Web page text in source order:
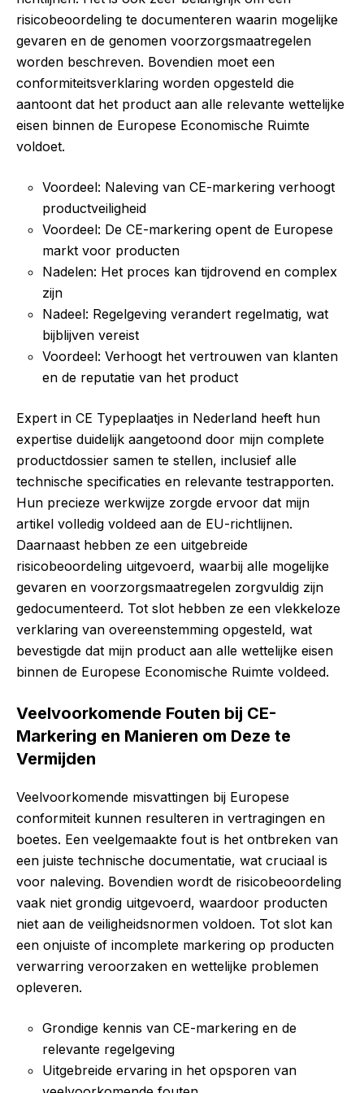
risicobeoordeling te documenteren waarin mogelijke
gevaren en de genomen voorzorgsmaatregelen
worden beschreven. Bovendien moet een
conformiteitsverklaring worden opgesteld die
aantoont dat het product aan alle relevante wettelijke
eisen binnen de Europese Economische Ruimte
voldoet.
Voordeel: Naleving van CE-markering verhoogt
productveiligheid
Voordeel: De CE-markering opent de Europese
markt voor producten
Nadelen: Het proces kan tijdrovend en complex
zijn
Nadeel: Regelgeving verandert regelmatig, wat
bijblijven vereist
Voordeel: Verhoogt het vertrouwen van klanten
en de reputatie van het product
Expert in CE Typeplaatjes in Nederland heeft hun
expertise duidelijk aangetoond door mijn complete
productdossier samen te stellen, inclusief alle
technische specificaties en relevante testrapporten.
Hun precieze werkwijze zorgde ervoor dat mijn
artikel volledig voldeed aan de EU-richtlijnen.
Daarnaast hebben ze een uitgebreide
risicobeoordeling uitgevoerd, waarbij alle mogelijke
gevaren en voorzorgsmaatregelen zorgvuldig zijn
gedocumenteerd. Tot slot hebben ze een vlekkeloze
verklaring van overeenstemming opgesteld, wat
bevestigde dat mijn product aan alle wettelijke eisen
binnen de Europese Economische Ruimte voldeed.
Veelvoorkomende Fouten bij CE-
Markering en Manieren om Deze te
Vermijden
Veelvoorkomende misvattingen bij Europese
conformiteit kunnen resulteren in vertragingen en
boetes. Een veelgemaakte fout is het ontbreken van
een juiste technische documentatie, wat cruciaal is
voor naleving. Bovendien wordt de risicobeoordeling
vaak niet grondig uitgevoerd, waardoor producten
niet aan de veiligheidsnormen voldoen. Tot slot kan
een onjuiste of incomplete markering op producten
verwarring veroorzaken en wettelijke problemen
opleveren.
Grondige kennis van CE-markering en de
relevante regelgeving
Uitgebreide ervaring in het opsporen van